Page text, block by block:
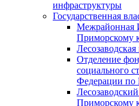
инфраструктуры
Государственная
Приморскому
Отделение
социального
Федерации по
Приморскому